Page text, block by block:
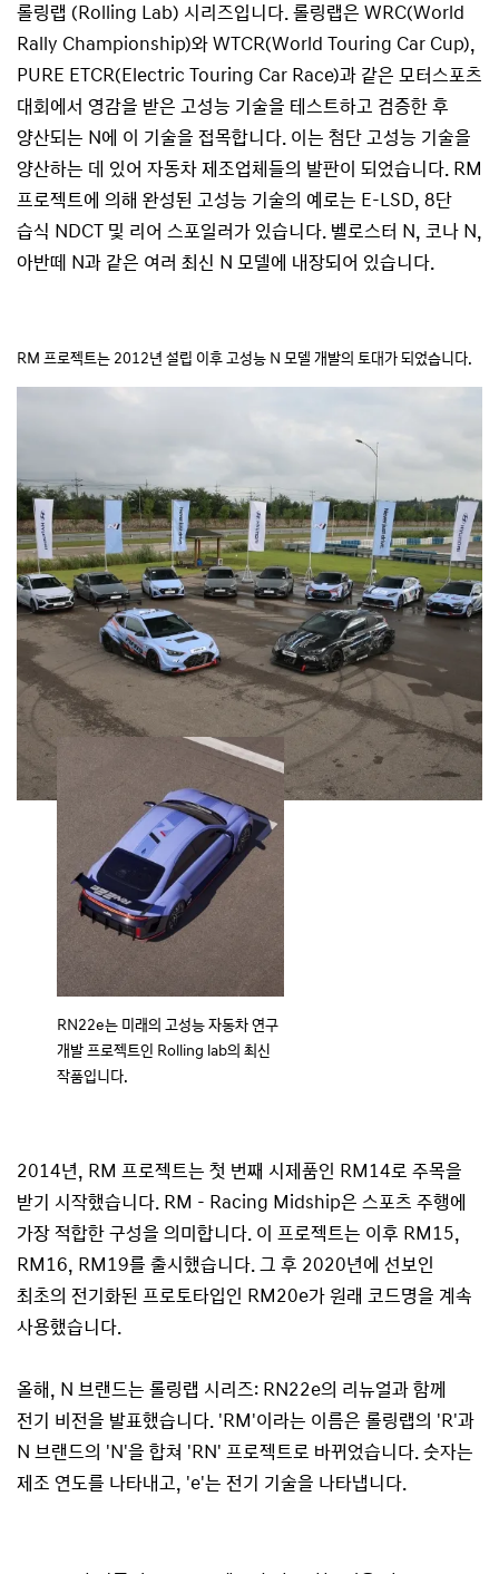
롤링랩 (Rolling Lab) 시리즈입니다. 롤링랩은 WRC(World
Rally Championship)와 WTCR(World Touring Car Cup),
PURE ETCR(Electric Touring Car Race)과 같은 모터스포츠
대회에서 영감을 받은 고성능 기술을 테스트하고 검증한 후
양산되는 N에 이 기술을 접목합니다. 이는 첨단 고성능 기술을
양산하는 데 있어 자동차 제조업체들의 발판이 되었습니다. RM
프로젝트에 의해 완성된 고성능 기술의 예로는 E-LSD, 8단
습식 NDCT 및 리어 스포일러가 있습니다. 벨로스터 N, 코나 N,
아반떼 N과 같은 여러 최신 N 모델에 내장되어 있습니다.
RM 프로젝트는 2012년 설립 이후 고성능 N 모델 개발의 토대가 되었습니다.
RN22e는 미래의 고성능 자동차 연구
개발 프로젝트인 Rolling lab의 최신
작품입니다.
2014년, RM 프로젝트는 첫 번째 시제품인 RM14로 주목을
받기 시작했습니다. RM - Racing Midship은 스포츠 주행에
가장 적합한 구성을 의미합니다. 이 프로젝트는 이후 RM15,
RM16, RM19를 출시했습니다. 그 후 2020년에 선보인
최초의 전기화된 프로토타입인 RM20e가 원래 코드명을 계속
사용했습니다.
올해, N 브랜드는 롤링랩 시리즈: RN22e의 리뉴얼과 함께
전기 비전을 발표했습니다. 'RM'이라는 이름은 롤링랩의 'R'과
N 브랜드의 'N'을 합쳐 'RN' 프로젝트로 바뀌었습니다. 숫자는
제조 연도를 나타내고, 'e'는 전기 기술을 나타냅니다.